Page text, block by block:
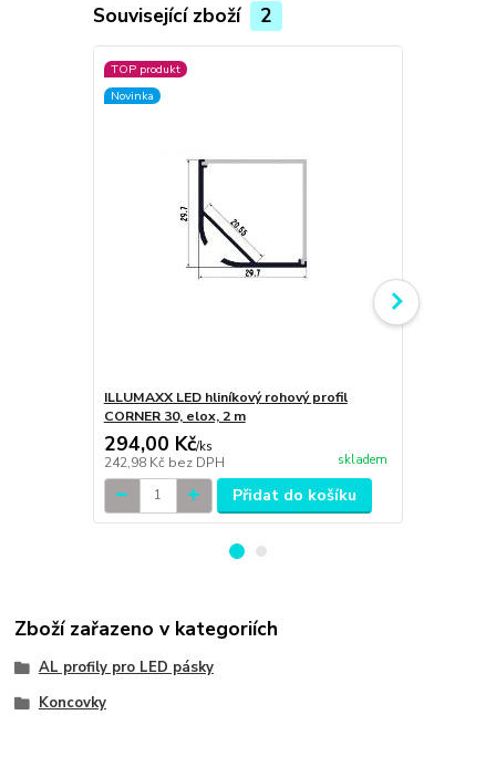
Související zboží 2
TOP produkt
Novinka
ILLUMAXX LED hliníkový rohový profil
CORNER 30, elox, 2 m
294,00 Kč/ks
242,98 Kč bez DPH skladem
Přidat do košíku
Zboží zařazeno v kategoriích
AL profily pro LED pásky
Koncovky